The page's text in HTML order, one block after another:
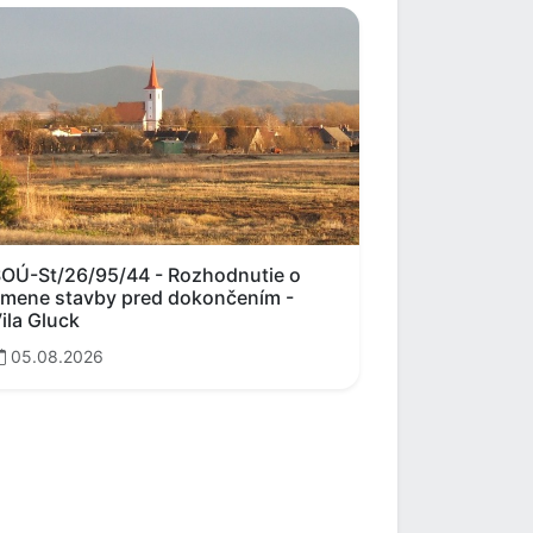
St/26/95/44 - Rozhodnutie o
stavby pred dokončením -
Gluck
05.08.2026